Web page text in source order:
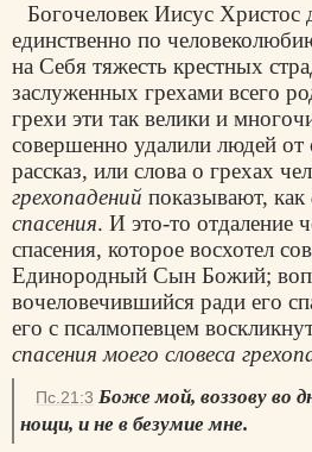
Богочеловек Иисус Христос
единственно по
на Себя тяжесть крестных
заслуженных грехами всего
грехи эти так велики и
совершенно удалили людей от
рассказ, или слова о грехах
грехопадений показывают, как
спасения. И это-то отдаление
спасения, которое восхотел
Единородный Сын Божий;
вочеловечившийся ради его
его с псалмопевцем
спасения моего словеса
Пс.21:3 Боже мой, воззову во
нощи, и не в безумие мне.